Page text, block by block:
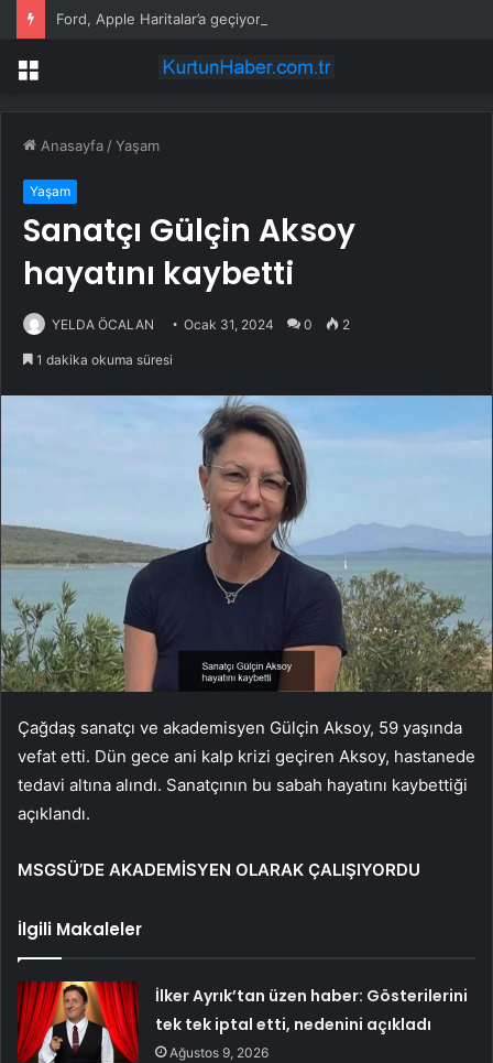
Ford, Apple Haritalar’a geçiyor
Menü
Anasayfa /Yaşam
Yaşam
Sanatçı Gülçin Aksoy
hayatını kaybetti
YELDA ÖCALAN Ocak 31, 2024 0 2
1 dakika okuma süresi
Çağdaş sanatçı ve akademisyen Gülçin Aksoy, 59 yaşında
vefat etti. Dün gece ani kalp krizi geçiren Aksoy, hastanede
tedavi altına alındı. Sanatçının bu sabah hayatını kaybettiği
açıklandı.
MSGSÜ’DE AKADEMİSYEN OLARAK ÇALIŞIYORDU
İlgili Makaleler
İlker Ayrık’tan üzen haber: Gösterilerini
tek tek iptal etti, nedenini açıkladı
Ağustos 9, 2026